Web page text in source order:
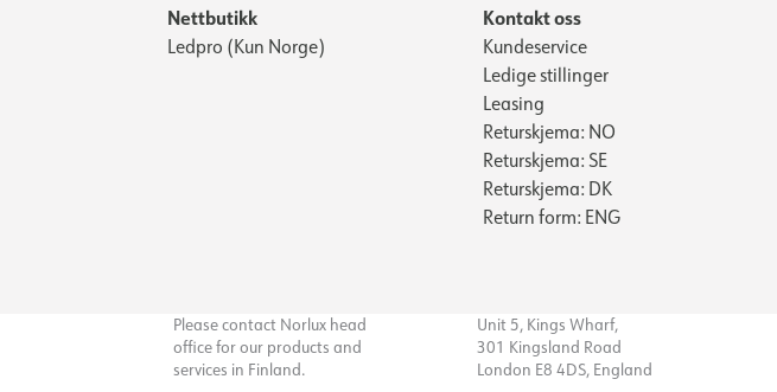
Nettbutikk
Ledpro (Kun Norge)
Kontakt oss
Kundeservice
Ledige stillinger
Leasing
Returskjema: NO
Returskjema: SE
Returskjema: DK
Return form: ENG
Please contact Norlux head
office for our products and
services in Finland.
Unit 5, Kings Wharf,
301 Kingsland Road
London E8 4DS, England